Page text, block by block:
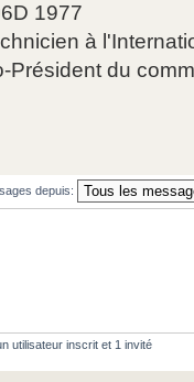
1977
à
Président du
depuis:
utilisateur inscrit et 1 invité